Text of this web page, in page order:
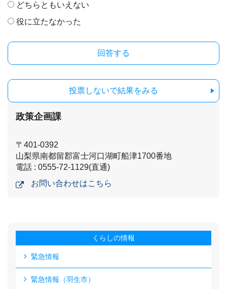
どちらともいえない
役に立たなかった
投票しないで結果をみる
政策企画課
〒401-0392
山梨県南都留郡富士河口湖町船津1700番地
電話 : 0555-72-1129(直通)
お問い合わせはこちら
くらしの情報
緊急情報
緊急情報（羽生市）